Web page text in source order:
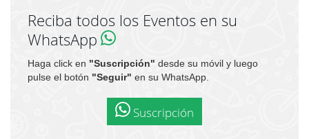
Reciba todos los Eventos en su
WhatsApp
Haga click en "Suscripción" desde su móvil y luego
pulse el botón "Seguir" en su WhatsApp.
Suscripción